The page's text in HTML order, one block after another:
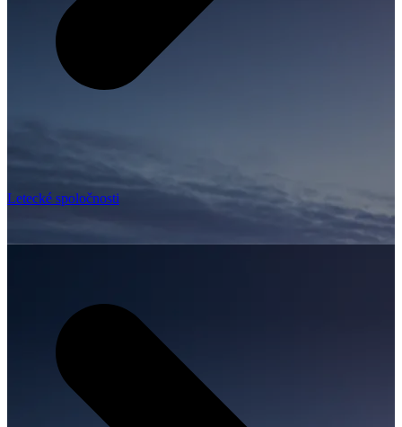
Letecké spoločnosti